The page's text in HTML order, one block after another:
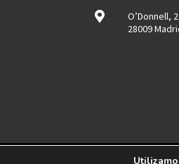

O’Donnell,
28009